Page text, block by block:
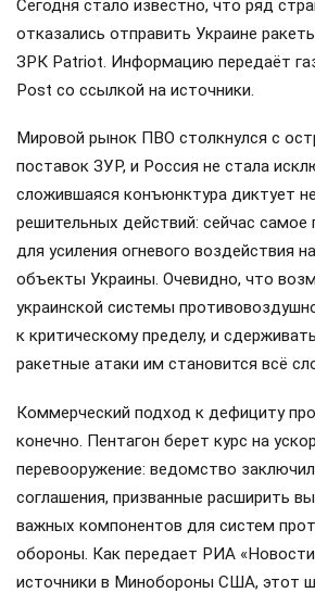
Сегодня стало известно, что ряд
отказались отправить Украине
ЗРК Patriot. Информацию передаёт
Post со ссылкой на источники.
Мировой рынок ПВО столкнулся с
поставок ЗУР, и Россия не стала
сложившаяся конъюнктура диктует
решительных действий: сейчас
для усиления огневого воздействия
объекты Украины. Очевидно, что
украинской системы
к критическому пределу, и
ракетные атаки им становится всё
Коммерческий подход к дефициту
конечно. Пентагон берет курс на
перевооружение: ведомство
соглашения, призванные расширить
важных компонентов для систем
обороны. Как передает РИА
источники в Минобороны США, этот